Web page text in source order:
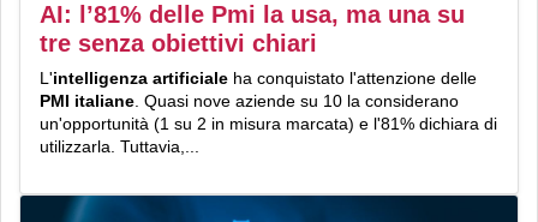
AI: l’81% delle Pmi la usa, ma una su
tre senza obiettivi chiari
L'intelligenza artificiale ha conquistato l'attenzione delle
PMI italiane . Quasi nove aziende su 10 la considerano
un'opportunità (1 su 2 in misura marcata) e l'81% dichiara di
utilizzarla. Tuttavia,...